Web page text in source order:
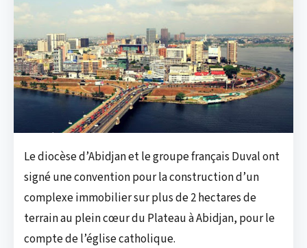
Le diocèse d’Abidjan et le groupe français Duval ont
signé une convention pour la construction d’un
complexe immobilier sur plus de 2 hectares de
terrain au plein cœur du Plateau à Abidjan, pour le
compte de l’église catholique.